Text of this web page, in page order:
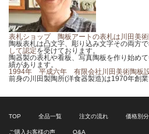
表札ショップ 陶板アートの表札は川田美術
陶板表札は凸文字、彫り込み文字その両方
して認定を受けております。
陶器製の表札や看板、写真陶板を作り始め
績があります。
1994年 平成六年 有限会社川田美術陶板設
前身の川田製陶所(洋食器製造)は1970年創業
TOP 全品一覧 注文の流れ 価格別
ご購入お客様の声 Q&A